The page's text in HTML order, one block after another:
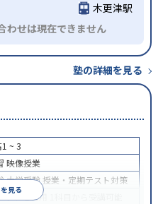
木更津駅
わせは現在できません
塾の詳細を見る
見る
~ 3
映像授業
大学受験 授業・定期テスト対策
ットを利用